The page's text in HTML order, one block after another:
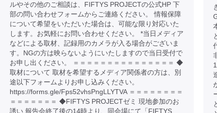
ルやその他のご相談は、FIFTYS PROJECTの公式HP 下
部の問い合わせフォームからご連絡ください。 情報保障
について希望をいただいた場合は、可能な限り対応いた
します。お気軽にお問い合わせください。 *当日メディア
などによる取材、記録用のカメラが入る場合がございま
す。NGの方は映らないようにいたしますので当日受付で
お申し出ください。 ＝＝＝＝＝＝＝＝＝＝＝＝＝＝＝ ◆
取材について 取材を希望するメディア関係者の方は、別
途以下フォームよりお申し込みください。
https://forms.gle/Fps52vhsPngLLYTVA ＝＝＝＝＝＝＝＝
＝＝＝＝＝＝＝ ◆FIFTYS PROJECTゼミ 現地参加のお
誘い 報告会終了後の14時より、同会場にて「FIFTYS